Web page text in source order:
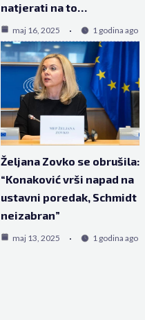
natjerati na to…
maj 16, 2025 1 godina ago
Željana Zovko se obrušila:
“Konaković vrši napad na
ustavni poredak, Schmidt
neizabran”
maj 13, 2025 1 godina ago